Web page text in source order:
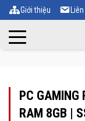
Giới thiệu
PC GAMING
RAM 8GB |